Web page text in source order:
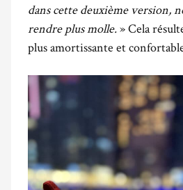
dans cette deuxième version,
rendre plus molle.» Cela
plus amortissante et